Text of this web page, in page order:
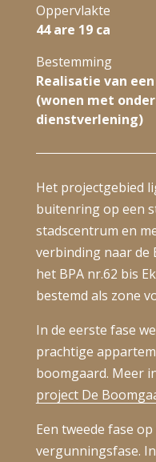
Oppervlakte
44 are 19 ca
Bestemming
Realisatie van
(wonen met
dienstverlening)
Het projectgebied
buitenring op een
stadscentrum en
verbinding naar de
het BPA nr.62 bis
bestemd als zone
In de eerste fase
prachtige
boomgaard. Meer
project De
Een tweede fase
vergunningsfase.